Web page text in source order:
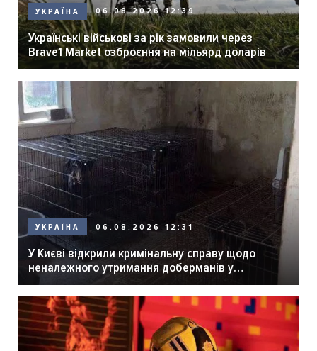
УКРАЇНА 06.08.2026 12:39
Українські військові за рік замовили через
Brave1 Market озброєння на мільярд доларів
УКРАЇНА 06.08.2026 12:31
У Києві відкрили кримінальну справу щодо
неналежного утримання доберманів у
розпліднику